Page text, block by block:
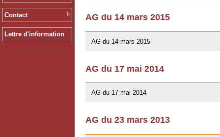
Contact
Lettre d'information
AG du 14 mars 2015
AG du 14 mars 2015
AG du 17 mai 2014
AG du 17 mai 2014
AG du 23 mars 2013